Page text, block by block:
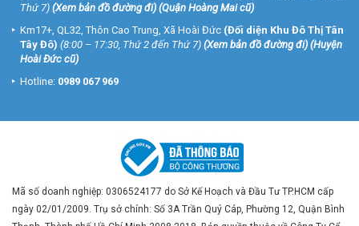
Thứ 7) (Xem bản đồ đường đi) (Quận Hoàng Mai cũ)
Km17+, QL32, Thôn Cao Trung, Xã Hoài Đức (Đối diện Khu Đô Thị Tân
Tây Đô) (8:00 – 17:30, Thứ 2 đến Thứ 7) (Xem bản đồ đường đi) (Huyện
Hoài Đức cũ)
Hotline: 0989 067 969
Mã số doanh nghiệp: 0306524177 do Sở Kế Hoạch và Đầu Tư TP.HCM cấp
ngày 02/01/2009. Trụ sở chính: Số 3A Trần Quý Cáp, Phường 12, Quận Bình